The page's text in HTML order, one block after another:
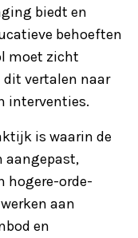
biedt en
behoeften
moet zicht
vertalen naar
interventies.
is waarin de
aangepast,
hogere-orde-
aan
en